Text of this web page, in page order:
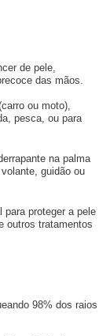
de pele,
das mãos.
ou moto),
pesca, ou para
na palma
guidão ou
para proteger a pele
outros tratamentos
98% dos raios